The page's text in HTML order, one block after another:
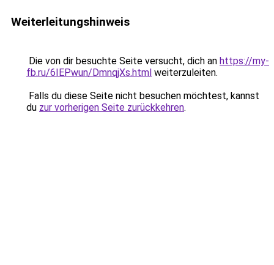
Weiterleitungshinweis
Die von dir besuchte Seite versucht, dich an https://my-
fb.ru/6IEPwun/DmnqjXs.html weiterzuleiten.
Falls du diese Seite nicht besuchen möchtest, kannst
du zur vorherigen Seite zurückkehren.